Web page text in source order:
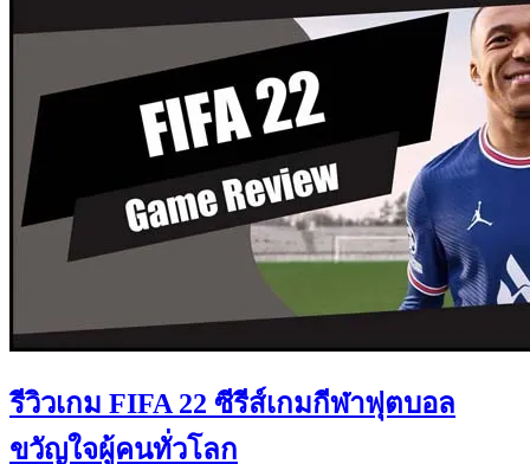
รีวิวเกม FIFA 22 ซีรีส์เกมกีฬาฟุตบอล
ขวัญใจผู้คนทั่วโลก